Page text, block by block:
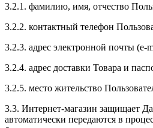
3.2.1. фамилию, имя, отчество
3.2.2. контактный телефон
3.2.3. адрес электронной почты (e-
3.2.4. адрес доставки Товара и
3.2.5. место жительство
3.3. Интернет-магазин защищает
автоматически передаются в